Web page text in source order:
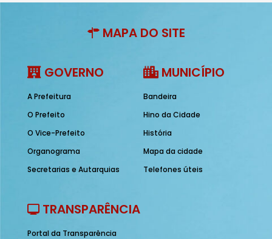
MAPA DO SITE
GOVERNO
A Prefeitura
O Prefeito
O Vice-Prefeito
Organograma
Secretarias e Autarquias
MUNICÍPIO
Bandeira
Hino da Cidade
História
Mapa da cidade
Telefones úteis
TRANSPARÊNCIA
Portal da Transparência